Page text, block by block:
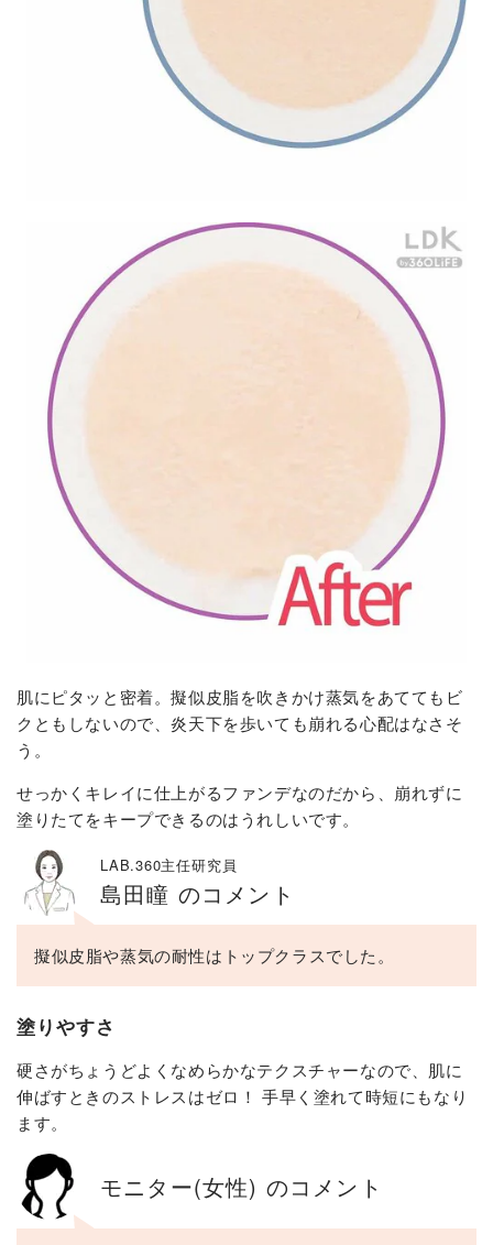
肌にピタッと密着。擬似皮脂を吹きかけ蒸気をあててもビ
クともしないので、炎天下を歩いても崩れる心配はなさそ
う。
せっかくキレイに仕上がるファンデなのだから、崩れずに
塗りたてをキープできるのはうれしいです。
LAB.360主任研究員
島田瞳 のコメント
擬似皮脂や蒸気の耐性はトップクラスでした。
塗りやすさ
硬さがちょうどよくなめらかなテクスチャーなので、肌に
伸ばすときのストレスはゼロ！ 手早く塗れて時短にもなり
ます。
モニター(女性) のコメント